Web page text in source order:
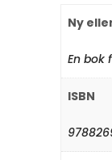
Ny
En bok
ISBN